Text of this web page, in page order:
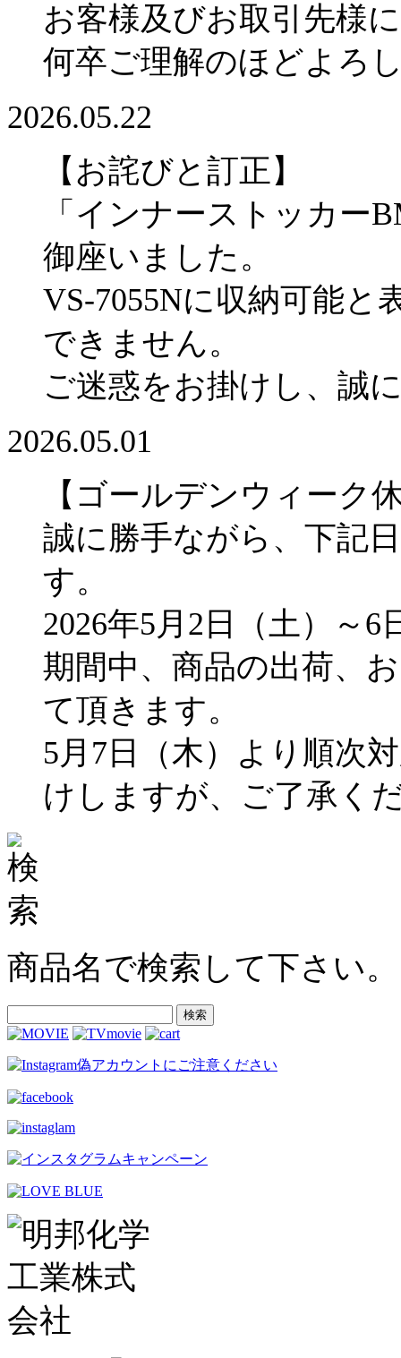
お客様及びお取引先様
何卒ご理解のほどよろ
2026.05.22
【お詫びと訂正】
「インナーストッカー
御座いました。
VS-7055Nに収納可能と
できません。
ご迷惑をお掛けし、誠
2026.05.01
【ゴールデンウィーク
誠に勝手ながら、下記
す。
2026年5月2日（土）～6
期間中、商品の出荷、
て頂きます。
5月7日（木）より順次
けしますが、ご了承く
商品名で検索して下さい。